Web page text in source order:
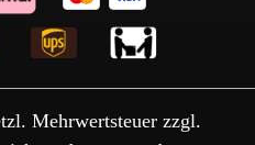
Mehrwertsteuer zzgl.